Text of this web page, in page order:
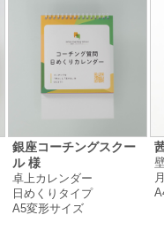
銀座コーチングスクー
ル 様
卓上カレンダー
日めくりタイプ
A5変形サイズ